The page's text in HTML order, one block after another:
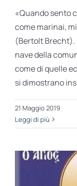
«Quando sento
come marinai,
(Bertolt Brecht).
nave della
come di quelle
si dimostrano
21 Maggio 2019
Leggi di più